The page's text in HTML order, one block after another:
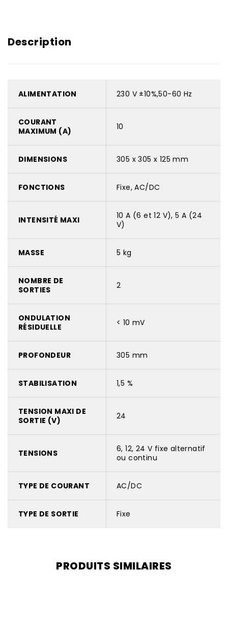
Description
ALIMENTATION 230 V ±10%,50-60 Hz
COURANT
MAXIMUM (A)
10
DIMENSIONS 305 x 305 x 125 mm
FONCTIONS Fixe, AC/DC
INTENSITÉ MAXI
10 A (6 et 12 V), 5 A (24
V)
MASSE 5 kg
NOMBRE DE
SORTIES
2
ONDULATION
RÉSIDUELLE
< 10 mV
PROFONDEUR 305 mm
STABILISATION 1,5 %
TENSION MAXI DE
SORTIE (V)
24
TENSIONS
6, 12, 24 V fixe alternatif
ou continu
TYPE DE COURANT AC/DC
TYPE DE SORTIE Fixe
PRODUITS SIMILAIRES